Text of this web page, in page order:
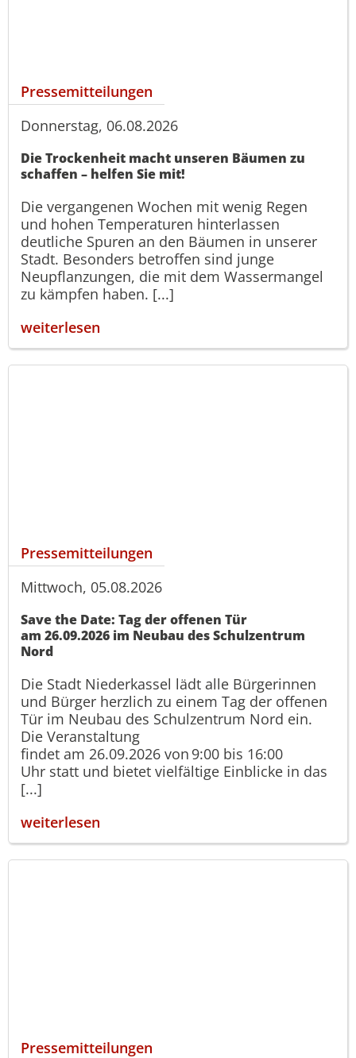
Pressemitteilungen
Donnerstag, 06.08.2026
Die Trockenheit macht unseren Bäumen zu
schaffen – helfen Sie mit!
Die vergangenen Wochen mit wenig Regen
und hohen Temperaturen hinterlassen
deutliche Spuren an den Bäumen in unserer
Stadt. Besonders betroffen sind junge
Neupflanzungen, die mit dem Wassermangel
zu kämpfen haben. [...]
weiterlesen
Pressemitteilungen
Mittwoch, 05.08.2026
Save the Date: Tag der offenen Tür
am 26.09.2026 im Neubau des Schulzentrum
Nord
Die Stadt Niederkassel lädt alle Bürgerinnen
und Bürger herzlich zu einem Tag der offenen
Tür im Neubau des Schulzentrum Nord ein.
Die Veranstaltung
findet am 26.09.2026 von 9:00 bis 16:00
Uhr statt und bietet vielfältige Einblicke in das
[...]
weiterlesen
Pressemitteilungen